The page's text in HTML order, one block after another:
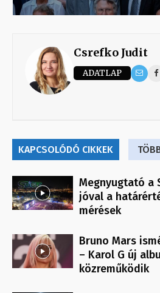
Csrefko Judit
ADATLAP
KAPCSOLÓDÓ CIKKEK
Megnyugtató a
jóval a
mérések
Bruno Mars
– Karol G új
közreműködik